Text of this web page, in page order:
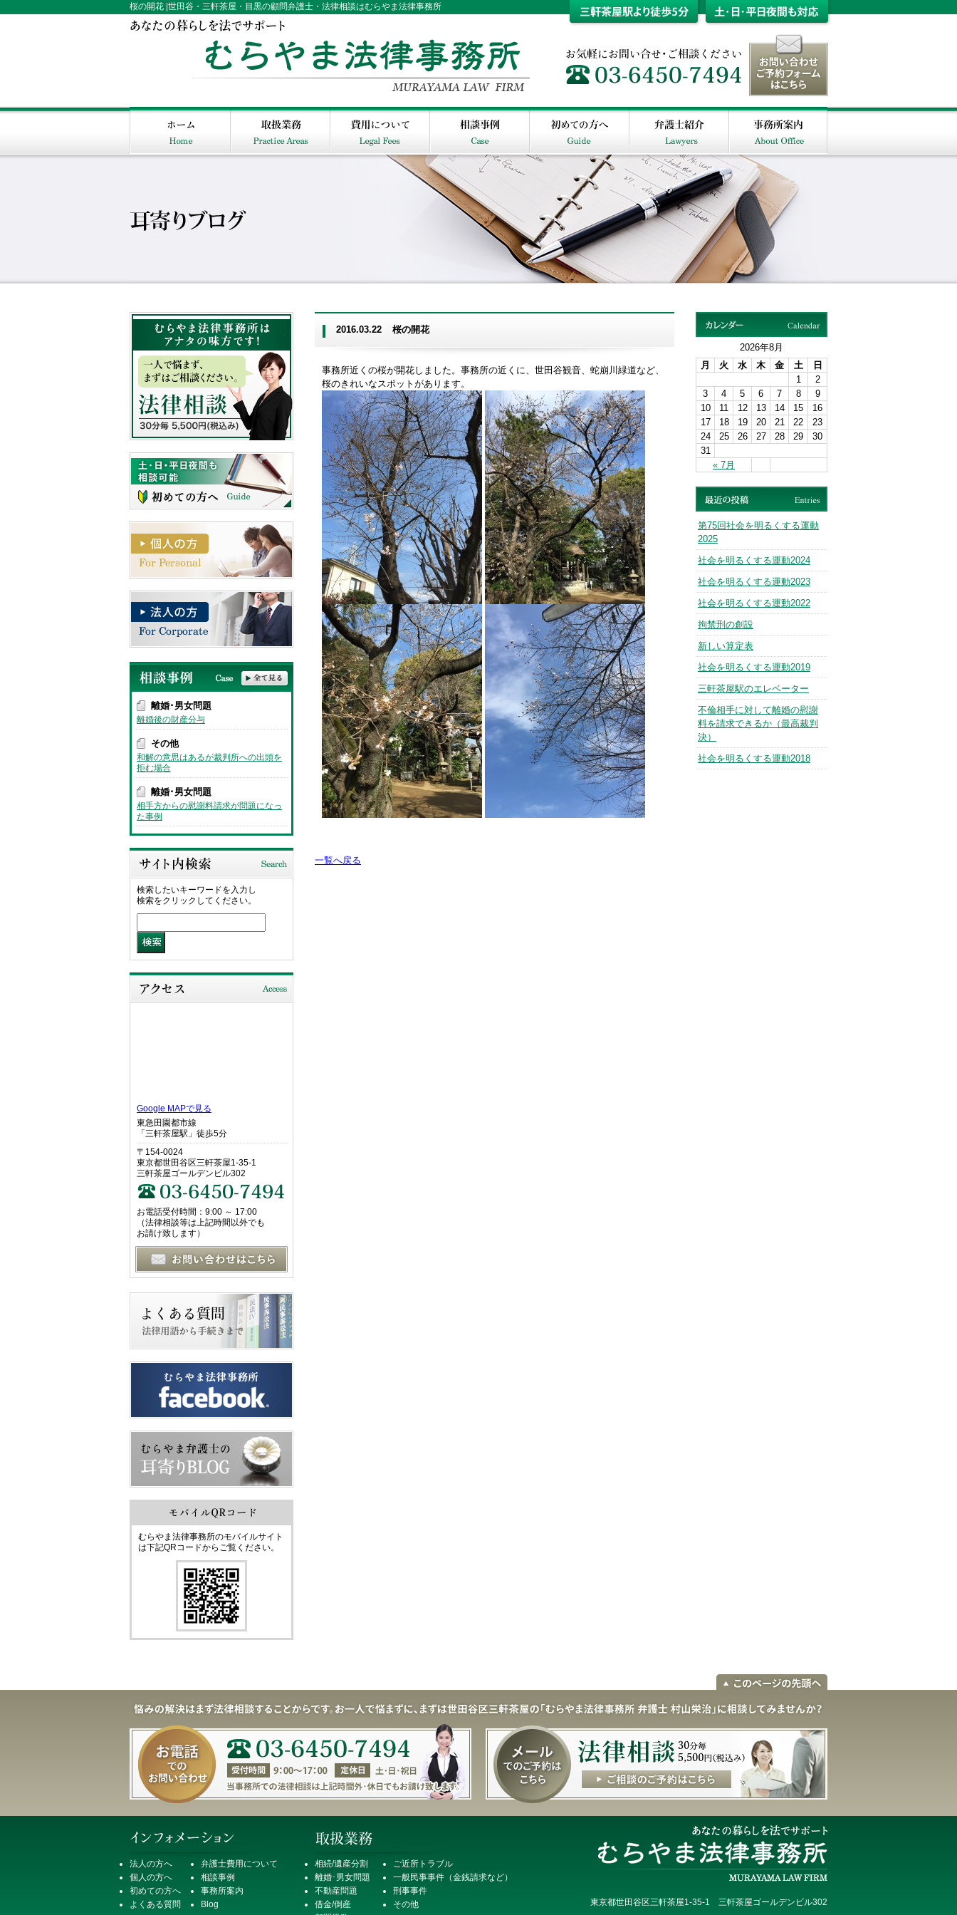
桜の開花 |世田谷・三軒茶屋・目黒の顧問弁護士・法律相談はむらやま法律事務所
2016.03.22 桜の開花
事務所近くの桜が開花しました。事務所の近くに、世田谷観音、蛇崩川緑道など、
桜のきれいなスポットがあります。
一覧へ戻る
2026年8月
月
火 水 木 金 土 日
« 7月
1
2
3
4 5 6 7 8
9
10
11 12 13 14 15
16
17
18 19 20 21 22
23
24
25 26 27 28 29
30
31
第75回社会を明るくする運動
2025
社会を明るくする運動2024
社会を明るくする運動2023
社会を明るくする運動2022
拘禁刑の創設
新しい算定表
社会を明るくする運動2019
三軒茶屋駅のエレベーター
不倫相手に対して離婚の慰謝
料を請求できるか（最高裁判
決）
社会を明るくする運動2018
離婚･男女問題
離婚後の財産分与
その他
和解の意思はあるが裁判所への出頭を
拒む場合
離婚･男女問題
相手方からの慰謝料請求が問題になっ
た事例
検索したいキーワードを入力し
検索をクリックしてください。
Google MAPで見る
東急田園都市線
「三軒茶屋駅」徒歩5分
〒154-0024
東京都世田谷区三軒茶屋1-35-1
三軒茶屋ゴールデンビル302
お電話受付時間：9:00 ～ 17:00
（法律相談等は上記時間以外でも
お請け致します）
むらやま法律事務所のモバイルサイト
は下記QRコードからご覧ください。
法人の方へ
個人の方へ
初めての方へ
よくある質問
弁護士費用について
相談事例
事務所案内
Blog
相続/遺産分割
離婚･男女問題
不動産問題
借金/倒産
ご近所トラブル
一般民事事件（金銭請求など）
刑事事件
その他
東京都世田谷区三軒茶屋1-35-1 三軒茶屋ゴールデンビル302